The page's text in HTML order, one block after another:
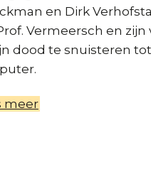
en Dirk
Vermeersch en
dood te snuisteren
meerover